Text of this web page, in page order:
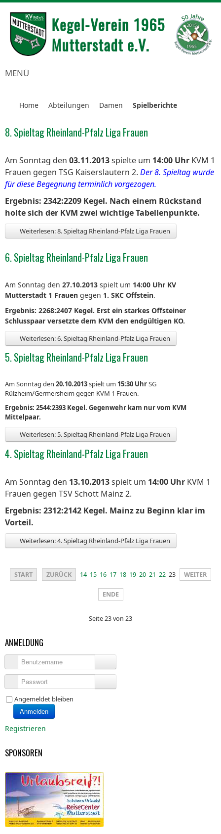
MENÜ
Home Abteilungen Damen Spielberichte
8. Spieltag Rheinland-Pfalz Liga Frauen
Am Sonntag den 03.11.2013spielte um 14:00 Uhr KVM 1
Frauen gegen TSG Kaiserslautern 2. Der 8. Spieltag wurde
für diese Begegnung terminlich vorgezogen.
Ergebnis: 2342:2209 Kegel. Nach einem Rückstand
holte sich der KVM zwei wichtige Tabellenpunkte.
Weiterlesen: 8. Spieltag Rheinland-Pfalz Liga Frauen
6. Spieltag Rheinland-Pfalz Liga Frauen
Am Sonntag den 27.10.2013 spielt um 14:00 Uhr KV
Mutterstadt 1 Frauen gegen 1. SKC Offstein.
Ergebnis: 2268:2407 Kegel. Erst ein starkes Offsteiner
Schlusspaar versetzte dem KVM den endgültigen KO.
Weiterlesen: 6. Spieltag Rheinland-Pfalz Liga Frauen
5. Spieltag Rheinland-Pfalz Liga Frauen
Am Sonntag den 20.10.2013spielt um 15:30 UhrSG
Rülzheim/Germersheim gegen KVM 1 Frauen.
Ergebnis: 2544:2393 Kegel. Gegenwehr kam nur vom KVM
Mittelpaar.
Weiterlesen: 5. Spieltag Rheinland-Pfalz Liga Frauen
4. Spieltag Rheinland-Pfalz Liga Frauen
Am Sonntag den 13.10.2013spielt um 14:00 Uhr KVM 1
Frauen gegen TSV Schott Mainz 2.
Ergebnis: 2312:2142 Kegel. Mainz zu Beginn klar im
Vorteil.
Weiterlesen: 4. Spieltag Rheinland-Pfalz Liga Frauen
START ZURÜCK 14 15 16 17 18 19 20 21 22 23 WEITER
ENDE
Seite 23 von 23
ANMELDUNG
Benutzername
Passwort
Angemeldet bleiben
Anmelden
Registrieren
SPONSOREN